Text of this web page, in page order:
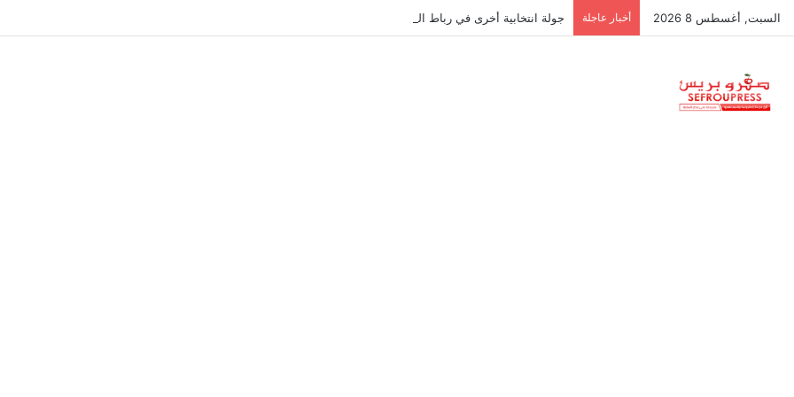
السبت, أغسطس 8 2026 أخبار عاجلة جولة انتخابية أخرى في رباط الخير.. شوكي يستعرض «الحصيلة» في إقليم لم يحصد من الحكومة سوى الزيارات!